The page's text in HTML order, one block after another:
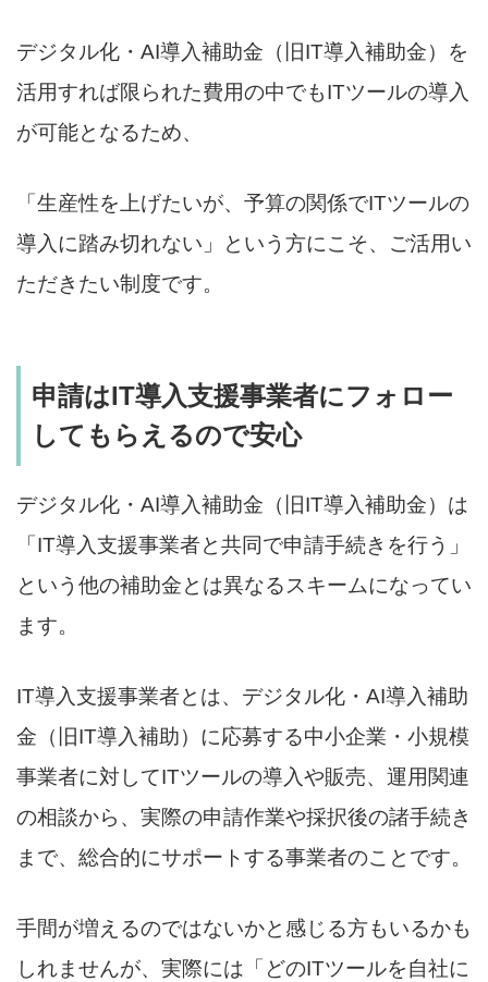
デジタル化・AI導入補助金（旧IT導入補助金）を
活用すれば限られた費用の中でもITツールの導入
が可能となるため、
「生産性を上げたいが、予算の関係でITツールの
導入に踏み切れない」という方にこそ、ご活用い
ただきたい制度です。
申請はIT導入支援事業者にフォロー
してもらえるので安心
デジタル化・AI導入補助金（旧IT導入補助金）は
「IT導入支援事業者と共同で申請手続きを行う」
という他の補助金とは異なるスキームになってい
ます。
IT導入支援事業者とは、デジタル化・AI導入補助
金（旧IT導入補助）に応募する中小企業・小規模
事業者に対してITツールの導入や販売、運用関連
の相談から、実際の申請作業や採択後の諸手続き
まで、総合的にサポートする事業者のことです。
手間が増えるのではないかと感じる方もいるかも
しれませんが、実際には「どのITツールを自社に